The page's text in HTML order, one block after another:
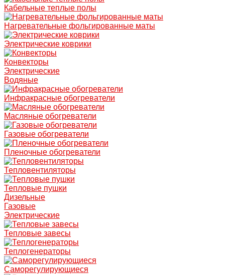
Кабельные теплые полы
Нагревательные фольгированные маты
Электрические коврики
Конвекторы
Электрические
Водяные
Инфракрасные обогреватели
Масляные обогреватели
Газовые обогреватели
Пленочные обогреватели
Тепловентиляторы
Тепловые пушки
Дизельные
Газовые
Электрические
Тепловые завесы
Теплогенераторы
Саморегулирующиеся